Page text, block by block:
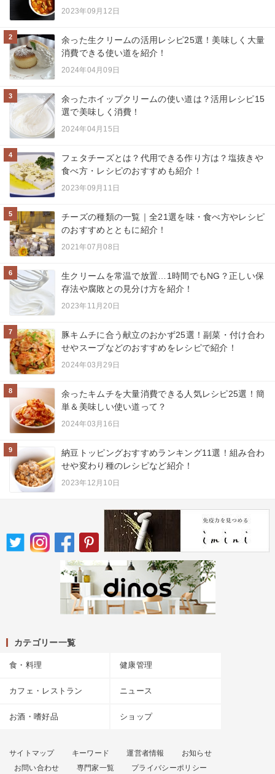
2023年09月12日
2
余った生クリームの活用レシピ25選！美味しく大量
消費できる使い道を紹介！
2024年04月09日
3
余ったホイップクリームの使い道は？活用レシピ15
選で美味しく消費！
2024年04月15日
4
フェタチーズとは？代用できる作り方は？塩抜きや
食べ方・レシピのおすすめも紹介！
2023年09月11日
5
チーズの種類の一覧｜全21選を味・食べ方やレシピ
のおすすめとともに紹介！
2021年07月08日
6
生クリームを常温で放置…1時間でもNG？正しい保
存法や腐敗との見分け方を紹介！
2023年11月20日
7
豚キムチに合う献立のおかず25選！副菜・付け合わ
せやスープなどのおすすめをレシピで紹介！
2024年03月29日
8
余ったキムチを大量消費できる人気レシピ25選！簡
単＆美味しい使い道って？
2024年03月16日
9
納豆トッピングおすすめランキング11選！組み合わ
せや変わり種のレシピなど紹介！
2023年12月10日
カテゴリー一覧
食・料理 健康管理
カフェ・レストラン ニュース
お酒・嗜好品 ショップ
サイトマップ キーワード 運営者情報
お知らせ
お問い合わせ
専門家一覧 プライバシーポリシー